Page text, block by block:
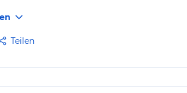
Teilen